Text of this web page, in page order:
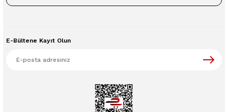
E-Bültene Kayıt Olun